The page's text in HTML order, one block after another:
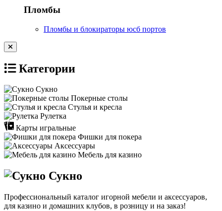
Пломбы
Пломбы и блокираторы юсб портов
Категории
Сукно
Покерные столы
Стулья и кресла
Рулетка
Карты игральные
Фишки для покера
Аксессуары
Мебель для казино
Сукно
Профессиональный каталог игорной мебели и аксессуаров,
для казино и домашних клубов, в розницу и на заказ!